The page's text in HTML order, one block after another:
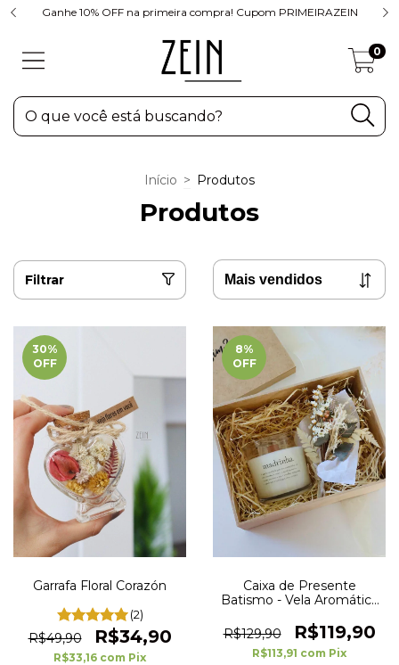
Ganhe 10% OFF na primeira compra! Cupom PRIMEIRAZEIN
0
Início > Produtos
Produtos
Filtrar
30%
OFF
Garrafa Floral Corazón
(2)
R$49,90 R$34,90
R$33,16 com Pix
8%
OFF
Caixa de Presente
Batismo - Vela Aromática
R$129,90
R$119,90
R$113,91 com Pix